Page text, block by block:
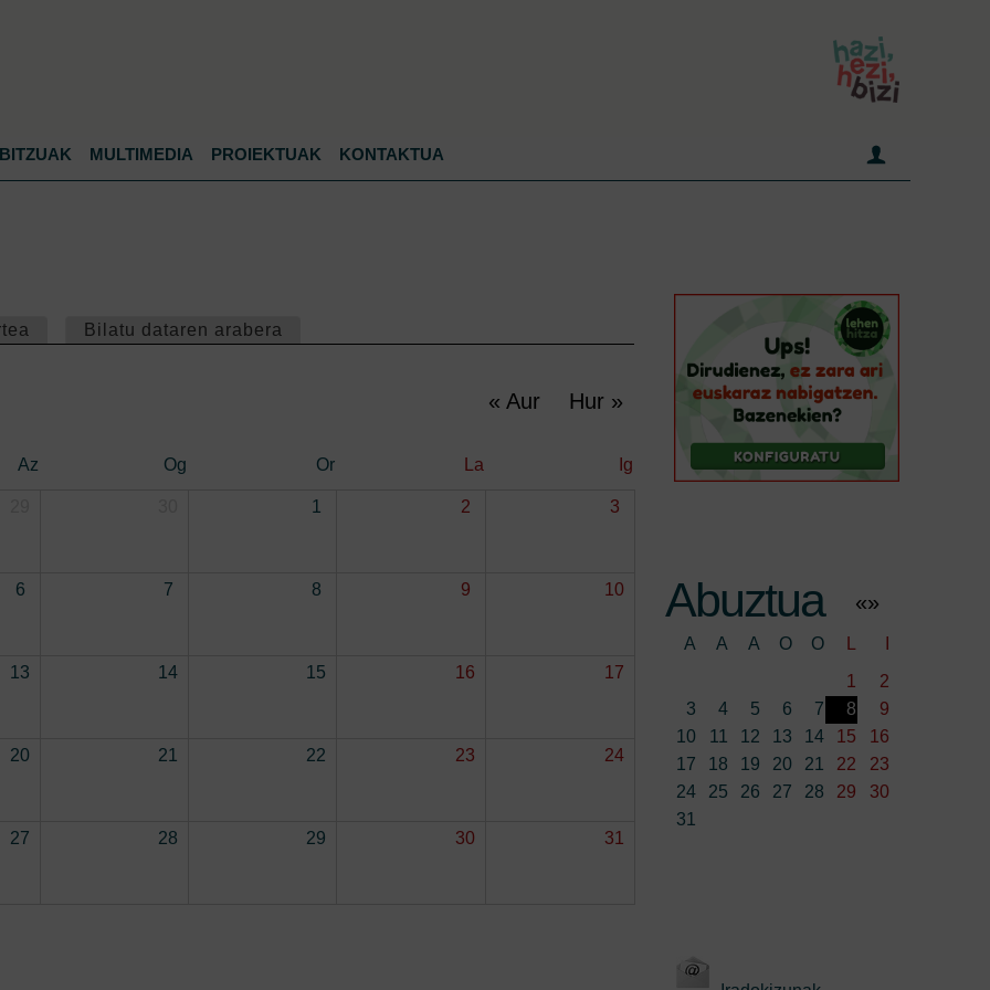
MULTIMEDIA PROIEKTUAK KONTAKTUA
Bilatu dataren arabera
« Aur Hur »
Az Og Or La Ig
1 2 3
6 7 8 9 10
13 14 15 16 17
20 21 22 23 24
27 28 29 30 31
Abuztua «»
A A A O O
1
2
3
4 5 6 7 8
9
10
11 12 13 14 15
16
17
18 19 20 21 22
23
24
25 26 27 28 29
30
31